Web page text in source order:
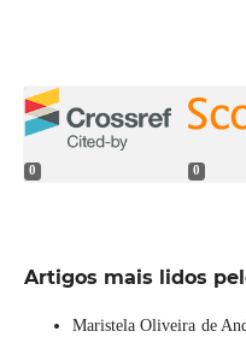
0 0
Artigos mais lidos
Maristela Oliveira de